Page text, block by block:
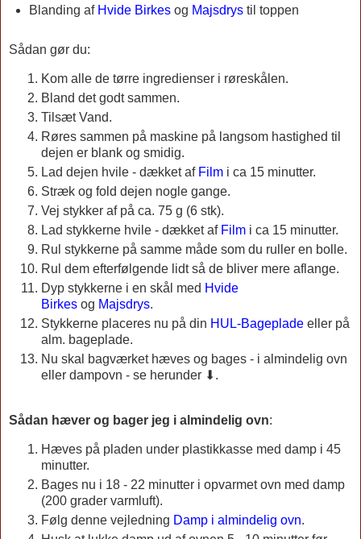
Blanding af Hvide Birkes og Majsdrys til toppen
Sådan gør du:
Kom alle de tørre ingredienser i røreskålen.
Bland det godt sammen.
Tilsæt Vand.
Røres sammen på maskine på langsom hastighed til
dejen er blank og smidig.
Lad dejen hvile - dækket af Film i ca 15 minutter.
Stræk og fold dejen nogle gange.
Vej stykker af på ca. 75 g (6 stk).
Lad stykkerne hvile - dækket af Film i ca 15 minutter.
Rul stykkerne på samme måde som du ruller en bolle.
Rul dem efterfølgende lidt så de bliver mere aflange.
Dyp stykkerne i en skål med Hvide
Birkes og Majsdrys.
Stykkerne placeres nu på din HUL-Bageplade eller på
alm. bageplade.
Nu skal bagværket hæves og bages - i almindelig ovn
eller dampovn - se herunder ⬇.
Sådan hæver og bager jeg i almindelig ovn:
Hæves på pladen under plastikkasse med damp i 45
minutter.
Bages nu i 18 - 22 minutter i opvarmet ovn med damp
(200 grader varmluft).
Følg denne vejledning Damp i almindelig ovn.